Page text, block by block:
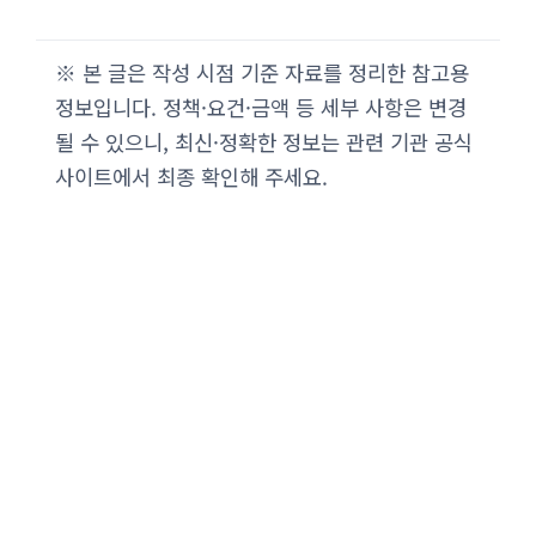
※ 본 글은 작성 시점 기준 자료를 정리한 참고용
정보입니다. 정책·요건·금액 등 세부 사항은 변경
될 수 있으니, 최신·정확한 정보는 관련 기관 공식
사이트에서 최종 확인해 주세요.